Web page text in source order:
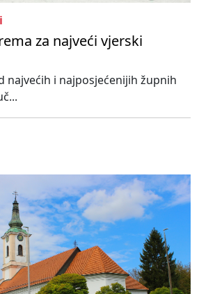
za najveći vjerski
najvećih i najposjećenijih župnih